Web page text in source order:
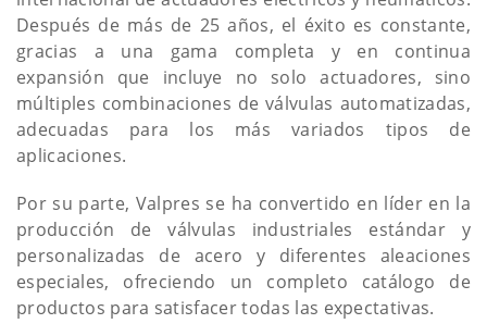
Después de más de 25 años, el éxito es constante,
gracias a una gama completa y en continua
expansión que incluye no solo actuadores, sino
múltiples combinaciones de válvulas automatizadas,
adecuadas para los más variados tipos de
aplicaciones.
Por su parte, Valpres se ha convertido en líder en la
producción de válvulas industriales estándar y
personalizadas de acero y diferentes aleaciones
especiales, ofreciendo un completo catálogo de
productos para satisfacer todas las expectativas.